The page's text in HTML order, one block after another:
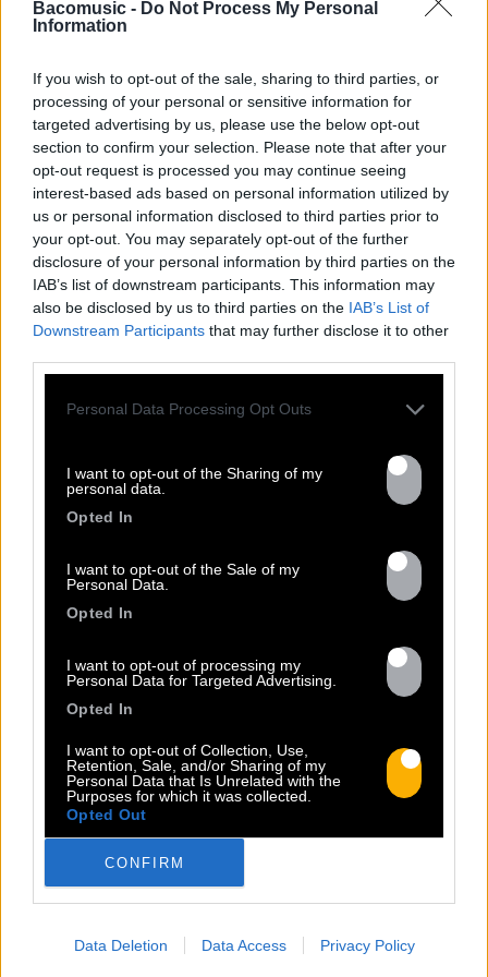
Bacomusic - Do Not Process My Personal
Information
If you wish to opt-out of the sale, sharing to third parties, or
processing of your personal or sensitive information for
targeted advertising by us, please use the below opt-out
section to confirm your selection. Please note that after your
opt-out request is processed you may continue seeing
interest-based ads based on personal information utilized by
us or personal information disclosed to third parties prior to
your opt-out. You may separately opt-out of the further
disclosure of your personal information by third parties on the
IAB’s list of downstream participants. This information may
also be disclosed by us to third parties on the IAB’s List of
Downstream Participants that may further disclose it to other
Personal Data Processing Opt Outs
I want to opt-out of the Sharing of my
personal data.
Opted In
I want to opt-out of the Sale of my
Personal Data.
Opted In
I want to opt-out of processing my
Personal Data for Targeted Advertising.
Opted In
I want to opt-out of Collection, Use,
Retention, Sale, and/or Sharing of my
Personal Data that Is Unrelated with the
Purposes for which it was collected.
Opted Out
CONFIRM
Data Deletion Data Access Privacy Policy
-01/06: Marseille (La Voie Maltée)
-14/07: Perpignan (66) w/ Soap
TOUTES LES
ACTUS